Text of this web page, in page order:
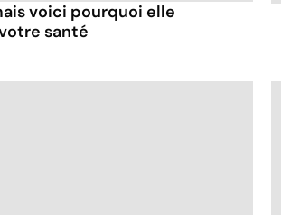
voici pourquoi elle
santé